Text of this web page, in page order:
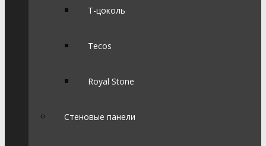
Т-цоколь
Tecos
Royal Stone
Стеновые панели